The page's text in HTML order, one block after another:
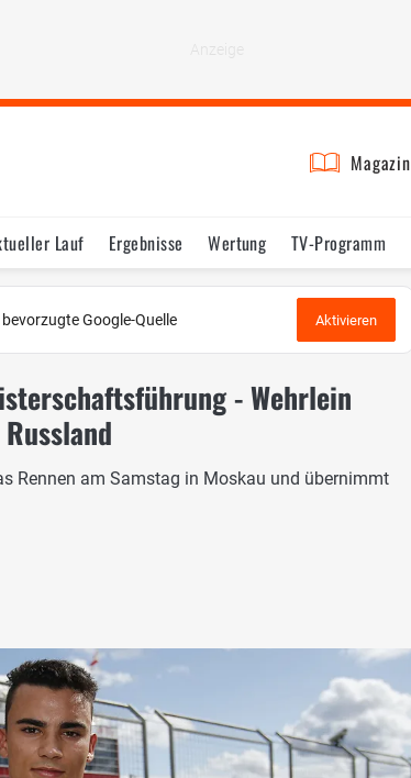
Magazin
Lauf Ergebnisse Wertung TV-Programm
Google-Quelle Aktivieren
- Wehrlein
Rennen am Samstag in Moskau und übernimmt